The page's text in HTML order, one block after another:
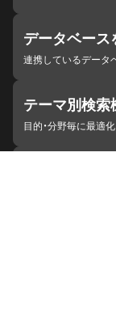
データベース
連携しているデータ
テーマ別検索
目的・分野毎に最適